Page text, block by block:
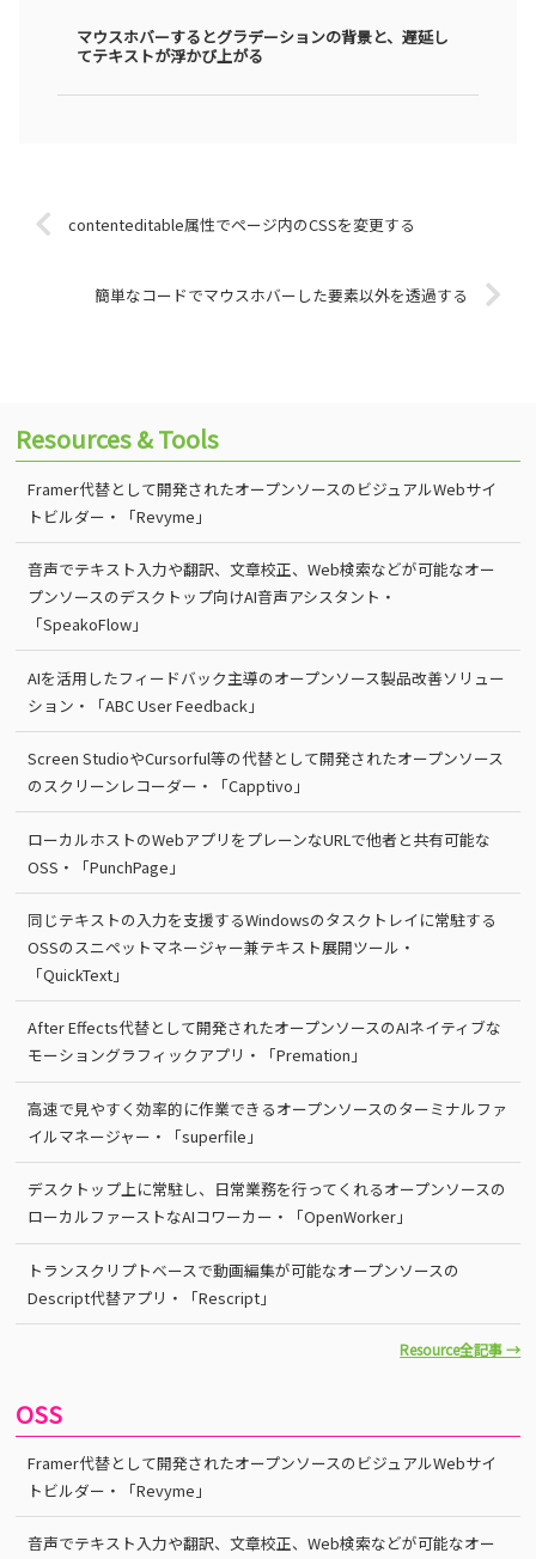
マウスホバーするとグラデーションの背景と、遅延し
てテキストが浮かび上がる
contenteditable属性でページ内のCSSを変更する
簡単なコードでマウスホバーした要素以外を透過する
Resources & Tools
Framer代替として開発されたオープンソースのビジュアルWebサイ
トビルダー・「Revyme」
音声でテキスト入力や翻訳、文章校正、Web検索などが可能なオー
プンソースのデスクトップ向けAI音声アシスタント・
「SpeakoFlow」
AIを活用したフィードバック主導のオープンソース製品改善ソリュー
ション・「ABC User Feedback」
Screen StudioやCursorful等の代替として開発されたオープンソース
のスクリーンレコーダー・「Capptivo」
ローカルホストのWebアプリをプレーンなURLで他者と共有可能な
OSS・「PunchPage」
同じテキストの入力を支援するWindowsのタスクトレイに常駐する
OSSのスニペットマネージャー兼テキスト展開ツール・
「QuickText」
After Effects代替として開発されたオープンソースのAIネイティブな
モーショングラフィックアプリ・「Premation」
高速で見やすく効率的に作業できるオープンソースのターミナルファ
イルマネージャー・「superfile」
デスクトップ上に常駐し、日常業務を行ってくれるオープンソースの
ローカルファーストなAIコワーカー・「OpenWorker」
トランスクリプトベースで動画編集が可能なオープンソースの
Descript代替アプリ・「Rescript」
Resource全記事 →
OSS
Framer代替として開発されたオープンソースのビジュアルWebサイ
トビルダー・「Revyme」
音声でテキスト入力や翻訳、文章校正、Web検索などが可能なオー